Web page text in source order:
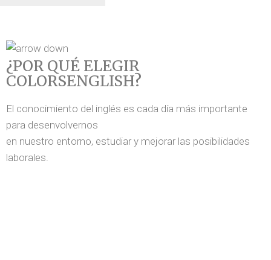
¿POR QUÉ ELEGIR
COLORSENGLISH?
El conocimiento del inglés es cada día más importante
para desenvolvernos
en nuestro entorno, estudiar y mejorar las posibilidades
laborales.